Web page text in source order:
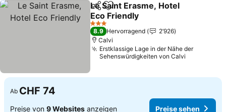
TeilenZu Favoriten hinzufügen
Le Saint Erasme, Hotel
Eco Friendly
3 Sterne
8.9 Hervorragend
2’926
Calvi
Erstklassige Lage in der Nähe der
Sehenswürdigkeiten von Calvi
Ab CHF 74
Preise von 9 Websites anzeigen Preise sehen